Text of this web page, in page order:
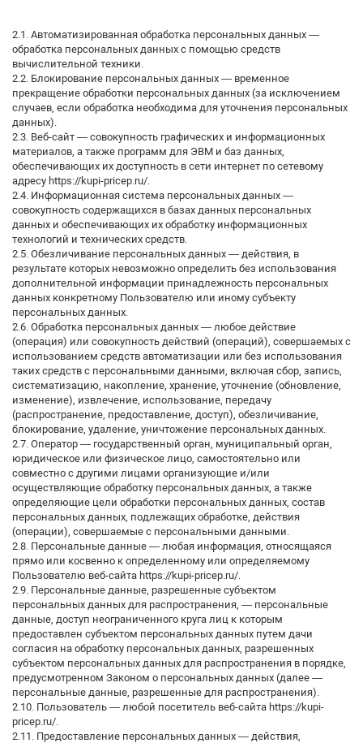
2.1. Автоматизированная обработка персональных данных —
обработка персональных данных с помощью средств
вычислительной техники.
2.2. Блокирование персональных данных — временное
прекращение обработки персональных данных (за исключением
случаев, если обработка необходима для уточнения персональных
данных).
2.3. Веб-сайт — совокупность графических и информационных
материалов, а также программ для ЭВМ и баз данных,
обеспечивающих их доступность в сети интернет по сетевому
адресу https://kupi-pricep.ru/.
2.4. Информационная система персональных данных —
совокупность содержащихся в базах данных персональных
данных и обеспечивающих их обработку информационных
технологий и технических средств.
2.5. Обезличивание персональных данных — действия, в
результате которых невозможно определить без использования
дополнительной информации принадлежность персональных
данных конкретному Пользователю или иному субъекту
персональных данных.
2.6. Обработка персональных данных — любое действие
(операция) или совокупность действий (операций), совершаемых с
использованием средств автоматизации или без использования
таких средств с персональными данными, включая сбор, запись,
систематизацию, накопление, хранение, уточнение (обновление,
изменение), извлечение, использование, передачу
(распространение, предоставление, доступ), обезличивание,
блокирование, удаление, уничтожение персональных данных.
2.7. Оператор — государственный орган, муниципальный орган,
юридическое или физическое лицо, самостоятельно или
совместно с другими лицами организующие и/или
осуществляющие обработку персональных данных, а также
определяющие цели обработки персональных данных, состав
персональных данных, подлежащих обработке, действия
(операции), совершаемые с персональными данными.
2.8. Персональные данные — любая информация, относящаяся
прямо или косвенно к определенному или определяемому
Пользователю веб-сайта https://kupi-pricep.ru/.
2.9. Персональные данные, разрешенные субъектом
персональных данных для распространения, — персональные
данные, доступ неограниченного круга лиц к которым
предоставлен субъектом персональных данных путем дачи
согласия на обработку персональных данных, разрешенных
субъектом персональных данных для распространения в порядке,
предусмотренном Законом о персональных данных (далее —
персональные данные, разрешенные для распространения).
2.10. Пользователь — любой посетитель веб-сайта https://kupi-
pricep.ru/.
2.11. Предоставление персональных данных — действия,